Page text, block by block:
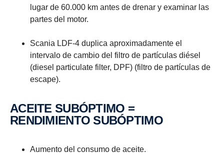
lugar de 60.000 km antes de drenar y examinar las
partes del motor.
Scania LDF-4 duplica aproximadamente el
intervalo de cambio del filtro de partículas diésel
(diesel particulate filter, DPF) (filtro de partículas de
escape).
ACEITE SUBÓPTIMO =
RENDIMIENTO SUBÓPTIMO
Aumento del consumo de aceite.